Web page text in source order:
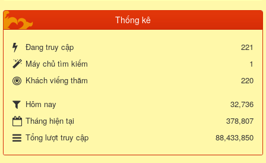
Thống kê
Đang truy cập
221
Máy chủ tìm kiếm
1
Khách viếng thăm
220
Hôm nay
32,736
Tháng hiện tại
378,807
Tổng lượt truy cập
88,433,850